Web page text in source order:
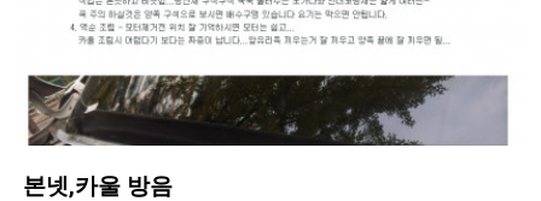
본넷,카울 방음